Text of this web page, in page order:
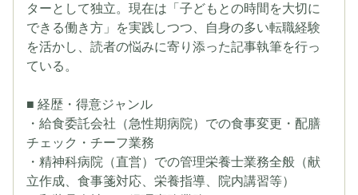
ターとして独立。現在は「子どもとの時間を大切に
できる働き方」を実践しつつ、自身の多い転職経験
を活かし、読者の悩みに寄り添った記事執筆を行っ
ている。
■ 経歴・得意ジャンル
・給食委託会社（急性期病院）での食事変更・配膳
チェック・チーフ業務
・精神科病院（直営）での管理栄養士業務全般（献
立作成、食事箋対応、栄養指導、院内講習等）